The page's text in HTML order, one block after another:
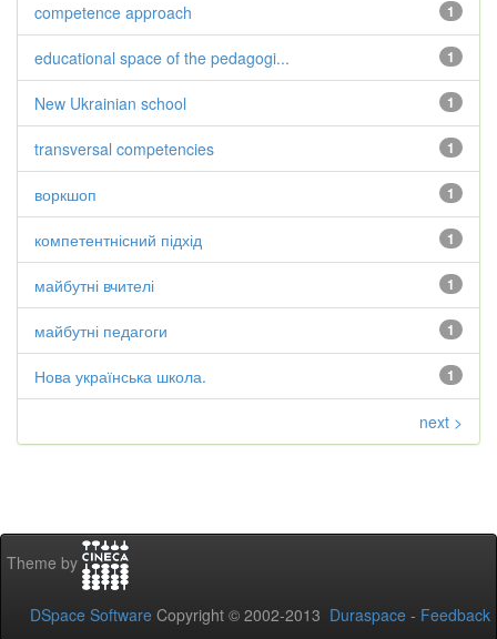
1
competence approach
1
educational space of the pedagogi...
1
New Ukrainian school
1
transversal competencies
1
воркшоп
1
компетентнісний підхід
1
майбутні вчителі
1
майбутні педагоги
1
Нова українська школа.
next >
Theme by
DSpace Software Copyright © 2002-2013 Duraspace - Feedback